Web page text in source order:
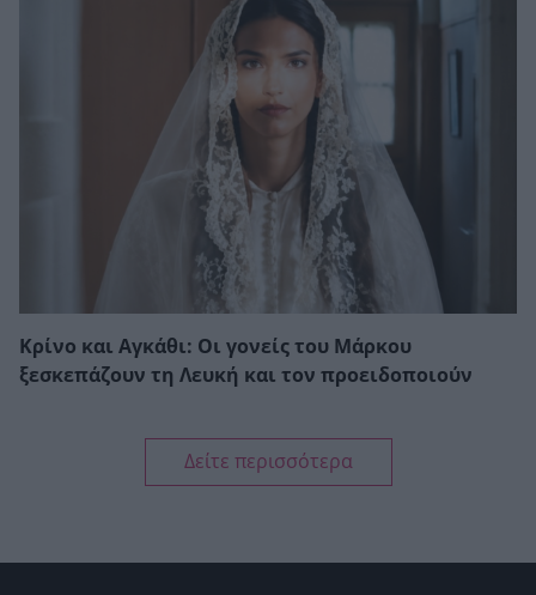
Κρίνο και Αγκάθι: Οι γονείς του Μάρκου
ξεσκεπάζουν τη Λευκή και τον προειδοποιούν
Δείτε περισσότερα